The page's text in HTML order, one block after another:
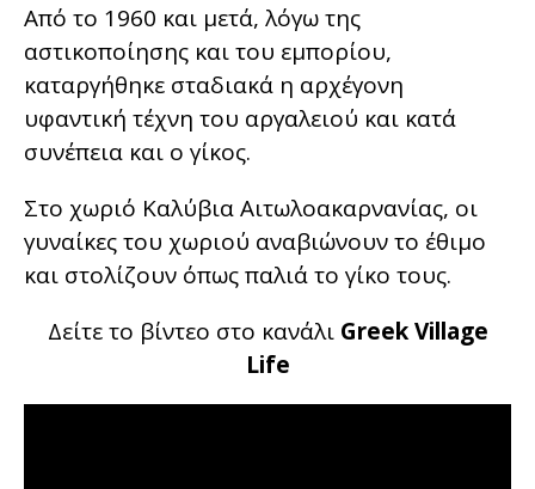
Από το 1960 και μετά, λόγω της
αστικοποίησης και του εμπορίου,
καταργήθηκε σταδιακά η αρχέγονη
υφαντική τέχνη του αργαλειού και κατά
συνέπεια και ο γίκος.
Στο χωριό Καλύβια Αιτωλοακαρνανίας, οι
γυναίκες του χωριού αναβιώνουν το έθιμο
και στολίζουν όπως παλιά το γίκο τους.
Δείτε το βίντεο στο κανάλι Greek Village
Life